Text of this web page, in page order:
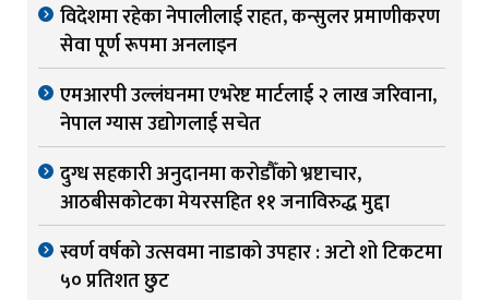
विदेशमा रहेका नेपालीलाई राहत, कन्सुलर प्रमाणीकरण
सेवा पूर्ण रूपमा अनलाइन
एमआरपी उल्लंघनमा एभरेष्ट मार्टलाई २ लाख जरिवाना,
नेपाल ग्यास उद्योगलाई सचेत
दुग्ध सहकारी अनुदानमा करोडौँको भ्रष्टाचार,
आठबीसकोटका मेयरसहित ११ जनाविरुद्ध मुद्दा
स्वर्ण वर्षको उत्सवमा नाडाको उपहार : अटो शो टिकटमा
५० प्रतिशत छुट